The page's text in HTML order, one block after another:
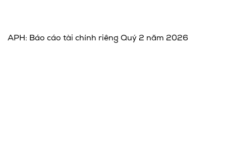
APH: Báo cáo tài chính riêng Quý 2 năm 2026